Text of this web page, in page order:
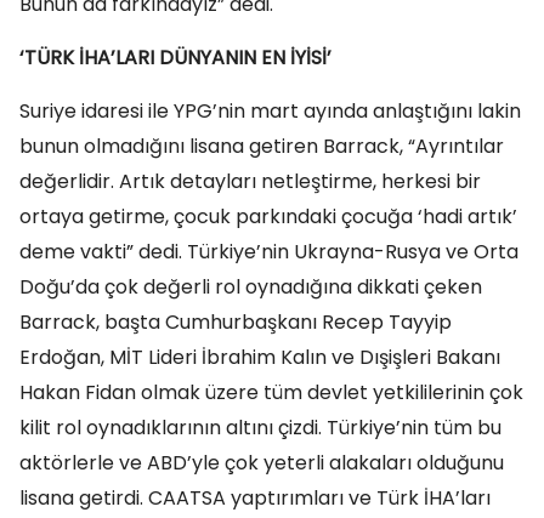
‘TÜRK İHA’LARI DÜNYANIN EN İYİSİ’
Suriye idaresi ile YPG’nin mart ayında anlaştığını lakin
bunun olmadığını lisana getiren Barrack, “Ayrıntılar
değerlidir. Artık detayları netleştirme, herkesi bir
ortaya getirme, çocuk parkındaki çocuğa ‘hadi artık’
deme vakti” dedi. Türkiye’nin Ukrayna-Rusya ve Orta
Doğu’da çok değerli rol oynadığına dikkati çeken
Barrack, başta Cumhurbaşkanı Recep Tayyip
Erdoğan, MİT Lideri İbrahim Kalın ve Dışişleri Bakanı
Hakan Fidan olmak üzere tüm devlet yetkililerinin çok
kilit rol oynadıklarının altını çizdi. Türkiye’nin tüm bu
aktörlerle ve ABD’yle çok yeterli alakaları olduğunu
lisana getirdi. CAATSA yaptırımları ve Türk İHA’ları